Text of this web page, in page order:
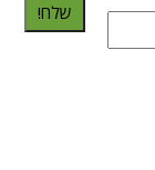
שלח!